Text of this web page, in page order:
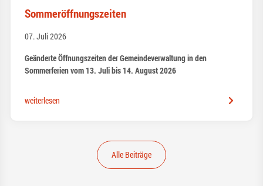
Sommeröffnungszeiten
07. Juli 2026
Geänderte Öffnungszeiten der Gemeindeverwaltung in den
Sommerferien vom 13. Juli bis 14. August 2026
weiterlesen
Alle Beiträge